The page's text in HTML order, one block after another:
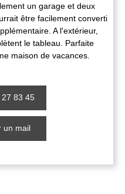
un garage et deux
être facilement converti
A l'extérieur,
le tableau. Parfaite
maison de vacances.
83 45
un mail